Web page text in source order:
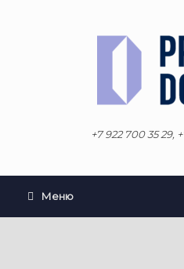
+7 922 700 35 29,
Меню